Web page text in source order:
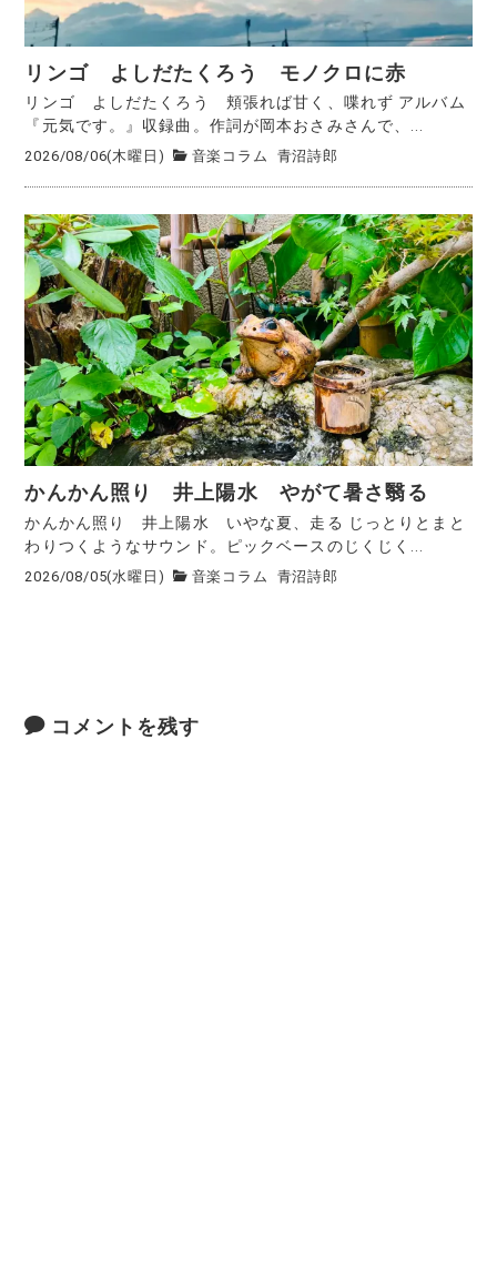
リンゴ よしだたくろう モノクロに赤
リンゴ よしだたくろう 頬張れば甘く、喋れず アルバム
『元気です。』収録曲。作詞が岡本おさみさんで、...
2026/08/06(木曜日) 音楽コラム 青沼詩郎
かんかん照り 井上陽水 やがて暑さ翳る
かんかん照り 井上陽水 いやな夏、走る じっとりとまと
わりつくようなサウンド。ピックベースのじくじく...
2026/08/05(水曜日) 音楽コラム 青沼詩郎
コメントを残す